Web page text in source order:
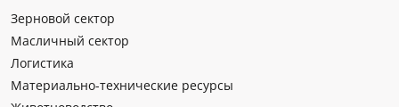
Зерновой сектор
Масличный сектор
Логистика
Материально-технические ресурсы